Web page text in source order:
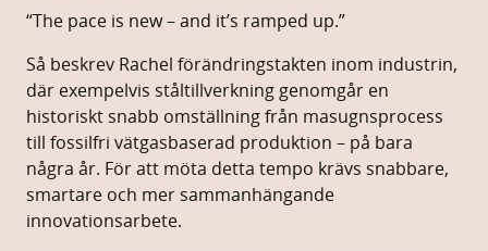
“The pace is new –and it’s ramped up.”
Så beskrev Rachel förändringstakten inom industrin,
där exempelvis ståltillverkning genomgår en
historiskt snabb omställningfrån masugnsprocess
till fossilfri vätgasbaserad produktion – på bara
några år. Föratt möta detta tempo krävs snabbare,
smartare och mer sammanhängande
innovationsarbete.